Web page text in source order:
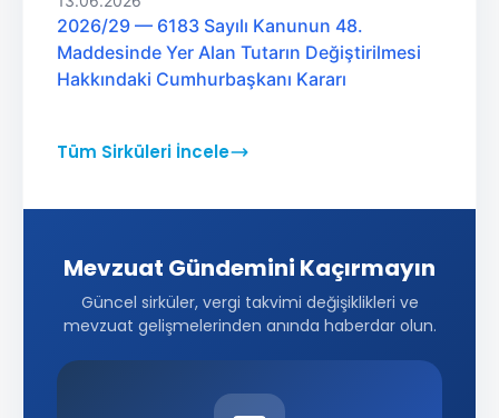
2026/29 — 6183 Sayılı Kanunun 48.
Maddesinde Yer Alan Tutarın Değiştirilmesi
Hakkındaki Cumhurbaşkanı Kararı
Tüm Sirküleri İncele
Mevzuat Gündemini Kaçırmayın
Güncel sirküler, vergi takvimi değişiklikleri ve
mevzuat gelişmelerinden anında haberdar olun.